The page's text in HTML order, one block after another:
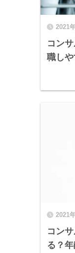
2021
コン
職し
2021
コン
る？